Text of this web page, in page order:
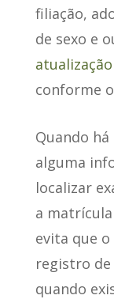
filiação,
de sexo e
conforme
Quando
alguma
localizar
a
evita que
registro
quando